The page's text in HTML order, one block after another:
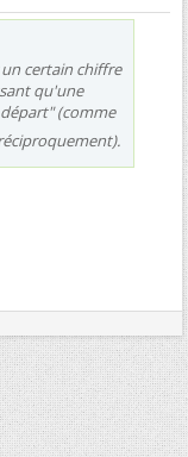
certain chiffre
qu'une
(comme